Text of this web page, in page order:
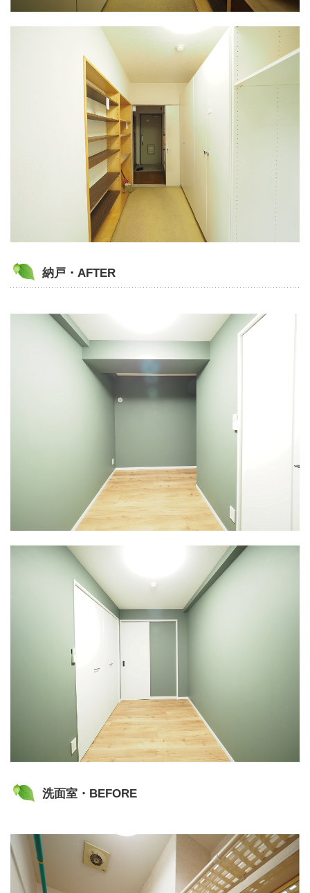
納戸・AFTER
洗面室・BEFORE